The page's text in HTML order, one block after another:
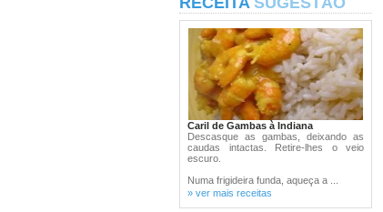
Caril de Gambas à Indiana
Descasque as gambas, deixando as
caudas intactas. Retire-lhes o veio
escuro.
Numa frigideira funda, aqueça a ...
» ver mais receitas